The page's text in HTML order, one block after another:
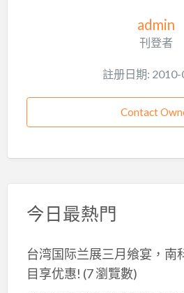
admin
刊登者
註册日期:
Contact
今日最熱門
台湾国际兰展三月飨宴，南
目享优惠! (7 瀏覽數)